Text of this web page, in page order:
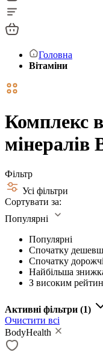
Головна
Вітаміни
Комплекс
мінералів
Фільтр
Усі фільтри
Сортувати за:
Популярні
Популярні
Спочатку
Спочатку дорожчі
Найбільша
З високим
Активні фільтри (1)
Очистити всі
BodyHealth